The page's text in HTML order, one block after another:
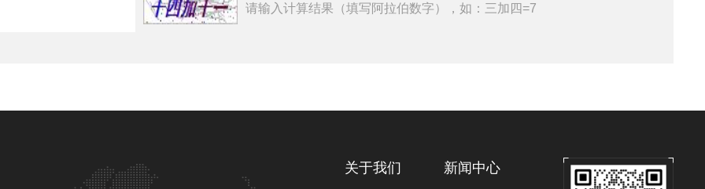
请输入计算结果（填写阿拉伯数字），如：三加四=7
关于我们 新闻中心